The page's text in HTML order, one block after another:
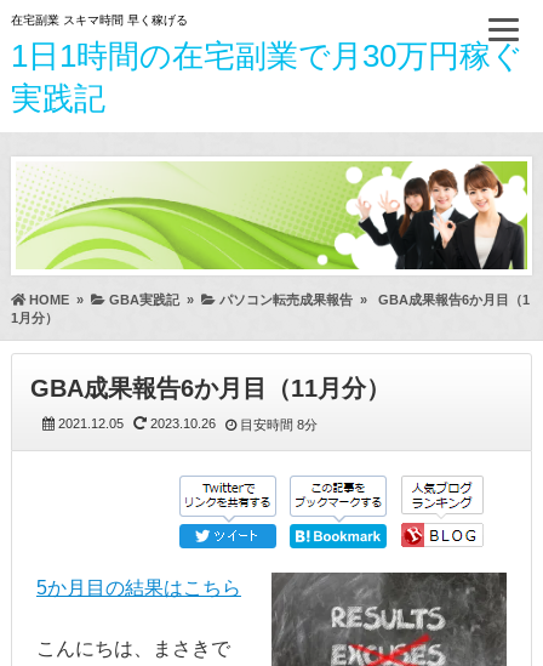
在宅副業 スキマ時間 早く稼げる
1日1時間の在宅副業で月30万円稼ぐ
実践記
HOME» GBA実践記» パソコン転売成果報告»
GBA成果報告6か月目（1
1月分）
GBA成果報告6か月目（11月分）
2021.12.05 2023.10.26 目安時間 8分
5か月目の結果はこちら
こんにちは、まさきで